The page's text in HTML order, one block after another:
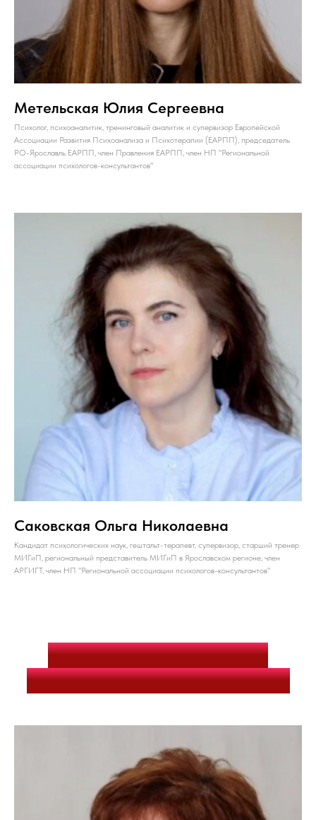
Метельская Юлия Сергеевна
Психолог, психоаналитик, тренинговый аналитик и супервизор Европейской
Ассоциации Развития Психоанализа и Психотерапии (ЕАРПП), председатель
РО-Ярославль ЕАРПП, член Правления ЕАРПП, член НП "Региональной
ассоциации психологов-консультантов"
Саковская Ольга Николаевна
Кандидат психологических наук, гештальт-терапевт, супервизор, старший тренер
МИГиП, региональный представитель МИГиП в Ярославском регионе, член
АРГИГТ, член НП "Региональной ассоциации психологов-консультантов"
ОРГАНИЗАЦИОННЫЙ
КОМИТЕТ КОНФЕРЕНЦИИ